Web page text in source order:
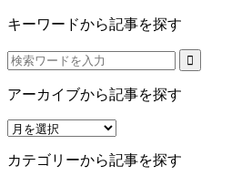
キーワードから記事を探す
アーカイブから記事を探す
ア
カ
カテゴリーから記事を探す